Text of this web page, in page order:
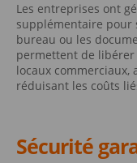
Les entreprises ont
supplémentaire pour
bureau ou les
permettent de libérer
locaux commerciaux,
réduisant les coûts
Sécurité